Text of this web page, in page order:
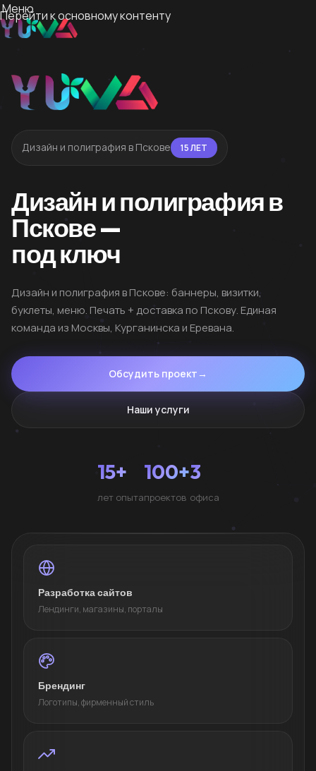
Перейти к основному контенту
Меню
Дизайн и полиграфия в Пскове 15 ЛЕТ
Дизайн и полиграфия в
Пскове —
под ключ
Дизайн и полиграфия в Пскове: баннеры, визитки,
буклеты, меню. Печать + доставка по Пскову. Единая
команда из Москвы, Курганинска и Еревана.
Обсудить проект →
Наши услуги
15+
лет опыта
100+
проектов
3
офиса
Разработка сайтов
Лендинги, магазины, порталы
Брендинг
Логотипы, фирменный стиль